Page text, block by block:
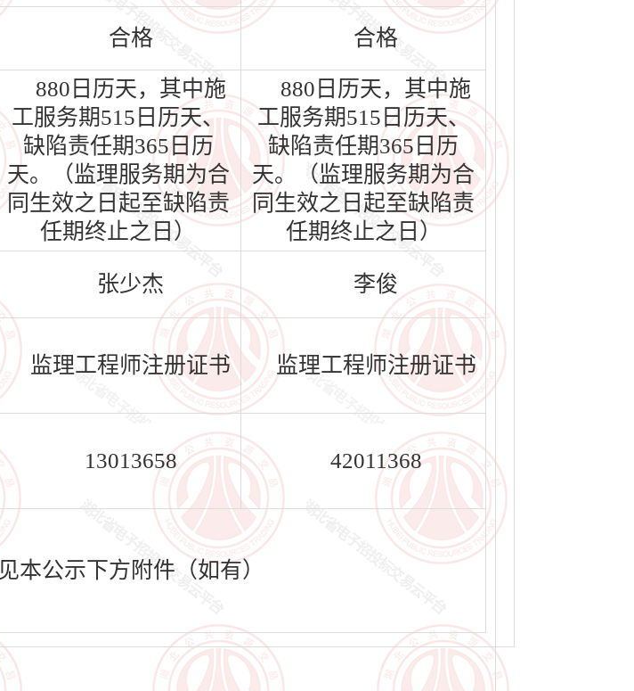
合格 合格
880日历天，其中施
工服务期515日历天、
缺陷责任期365日历
天。（监理服务期为合
同生效之日起至缺陷责
任期终止之日）
880日历天，其中施
工服务期515日历天、
缺陷责任期365日历
天。（监理服务期为合
同生效之日起至缺陷责
任期终止之日）
张少杰 李俊
监理工程师注册证书 监理工程师注册证书
13013658 42011368
见本公示下方附件（如有）